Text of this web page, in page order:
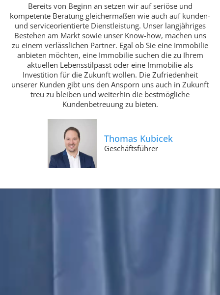
Bereits von Beginn an setzen wir auf seriöse und
kompetente Beratung gleichermaßen wie auch auf kunden-
und serviceorientierte Dienstleistung. Unser langjähriges
Bestehen am Markt sowie unser Know-how, machen uns
zu einem verlässlichen Partner. Egal ob Sie eine Immobilie
anbieten möchten, eine Immobilie suchen die zu Ihrem
aktuellen Lebensstilpasst oder eine Immobilie als
Investition für die Zukunft wollen. Die Zufriedenheit
unserer Kunden gibt uns den Ansporn uns auch in Zukunft
treu zu bleiben und weiterhin die bestmögliche
Kundenbetreuung zu bieten.
Thomas Kubicek
Geschäftsführer